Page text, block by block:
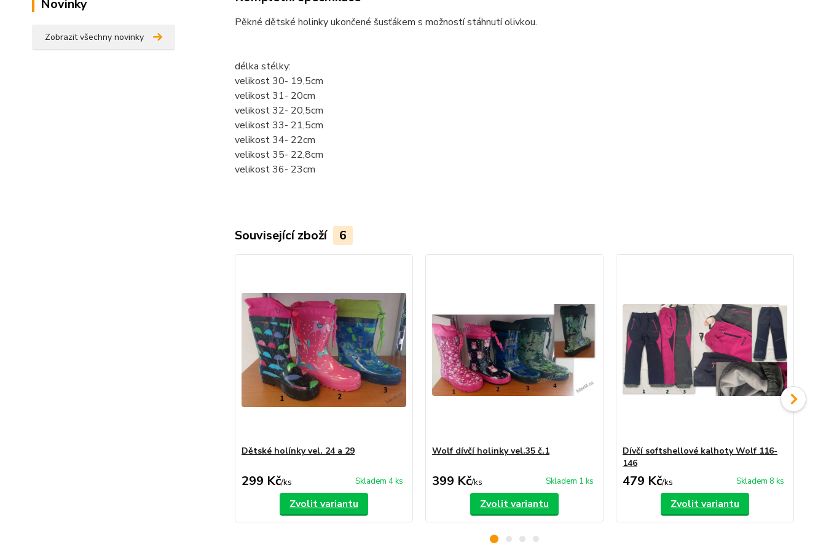
Novinky
Zobrazit všechny novinky
Pěkné dětské holinky ukončené šusťákem s možností stáhnutí olivkou.
délka stélky:
velikost 30- 19,5cm
velikost 31- 20cm
velikost 32- 20,5cm
velikost 33- 21,5cm
velikost 34- 22cm
velikost 35- 22,8cm
velikost 36- 23cm
Související zboží 6
Dětské holínky vel. 24 a 29
299 Kč/ks Skladem 4 ks
Zvolit variantu
Wolf dívčí holinky vel.35 č.1
399 Kč/ks Skladem 1 ks
Zvolit variantu
Dívčí softshellové kalhoty Wolf 116-
146
479 Kč/ks Skladem 8 ks
Zvolit variantu